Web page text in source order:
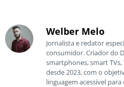
Welber Melo
Jornalista e redator
consumidor. Criador do
smartphones, smart
desde 2023, com o
linguagem acessível